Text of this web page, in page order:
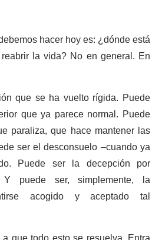
hacer hoy es: ¿dónde está
la vida? No en general. En
que se ha vuelto rígida. Puede
que ya parece normal. Puede
paraliza, que hace mantener las
ser el desconsuelo –cuando ya
Puede ser la decepción por
Y puede ser, simplemente, la
acogido y aceptado tal